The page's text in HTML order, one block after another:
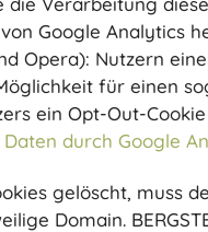
Google Analytics
Opera): Nutzern
für einen
ein Opt-Out-
durch Google
gelöscht, muss
Domain.